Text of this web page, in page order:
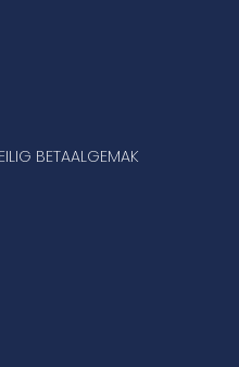
BETAALGEMAK